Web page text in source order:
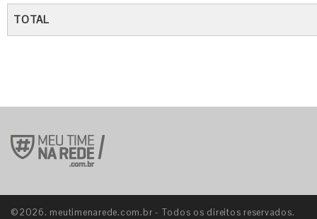
TOTAL
©2026. meutimenarede.com.br - Todos os direitos reservados.